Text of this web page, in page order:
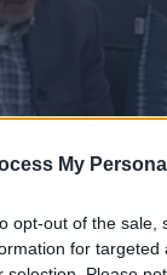
My
opt-out of the sale,
for